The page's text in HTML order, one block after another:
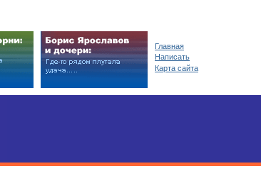
Главная
Написать
Карта сайта